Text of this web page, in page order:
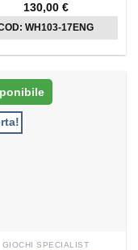
130,00 €
WH103-17ENG
GIOCHI SPECIALIST